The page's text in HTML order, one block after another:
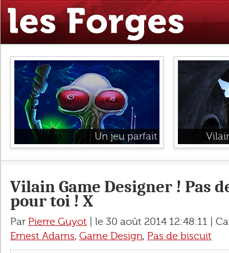
Un jeu parfait
Vilain Game Designer ! Pas
pour toi ! X
Par Pierre Guyot | le 30 août 2014 12:48:11 |
Ernest Adams, Game Design, Pas de biscuit